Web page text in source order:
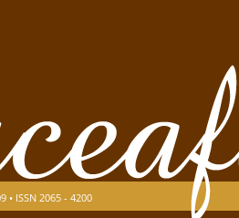
• ISSN 2065 - 4200